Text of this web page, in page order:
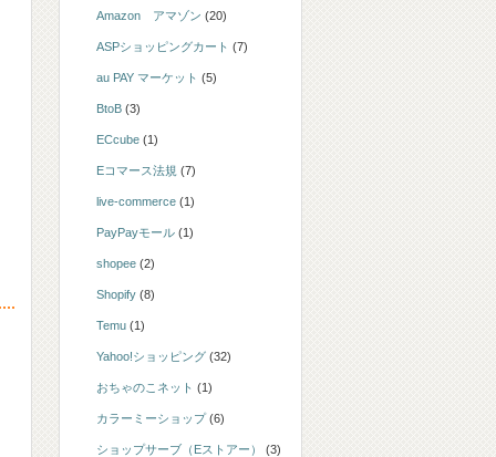
Amazon アマゾン (20)
ASPショッピングカート (7)
au PAY マーケット (5)
BtoB (3)
ECcube (1)
Eコマース法規 (7)
live-commerce (1)
PayPayモール (1)
shopee (2)
Shopify (8)
Temu (1)
Yahoo!ショッピング (32)
おちゃのこネット (1)
カラーミーショップ(6)
ショップサーブ（Eストアー） (3)